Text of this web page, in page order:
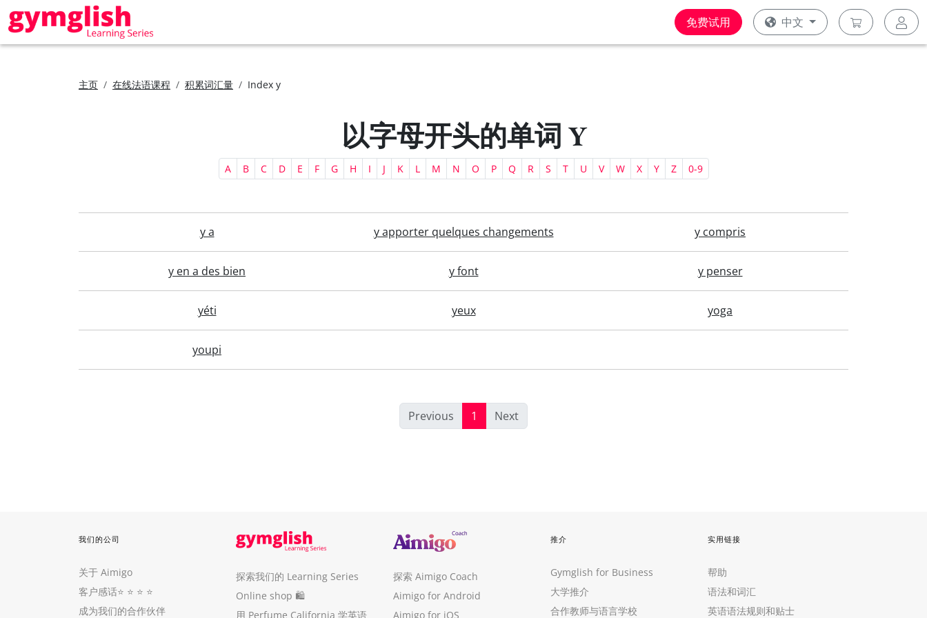
免费试用 中文
主页 在线法语课程 积累词汇量 Index y
以字母开头的单词 Y
A B C D E F G H I J K L M N O P Q R S T U V W X Y Z 0-9
y a y apporter quelques changements y compris
y en a des bien y font y penser
yéti yeux yoga
youpi
Previous 1 Next
我们的公司
关于 Aimigo
客户感话⭐️ ⭐️ ⭐️ ⭐️
成为我们的合作伙伴
探索我们的 Learning Series
Online shop 🛍
用 Perfume California 学英语
探索 Aimigo Coach
Aimigo for Android
Aimigo for iOS
推介
Gymglish for Business
大学推介
合作教师与语言学校
实用链接
帮助
语法和词汇
英语语法规则和贴士